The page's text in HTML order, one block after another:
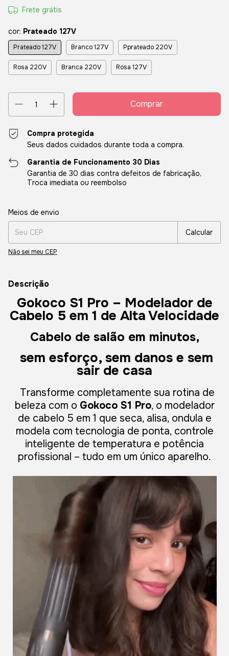
Frete grátis
cor: Prateado 127V
Prateado 127V Branco 127V Pprateado 220V
Rosa 220V Branca 220V Rosa 127V
Compra protegida
Seus dados cuidados durante toda a compra.
Garantia de Funcionamento 30 Dias
Garantia de 30 dias contra defeitos de fabricação,
Troca imediata ou reembolso
Entregas para o CEP:
Meios de envio
Calcular
Não sei meu CEP
Descrição
Gokoco S1 Pro – Modelador de
Cabelo 5 em 1 de Alta Velocidade
Cabelo de salão em minutos,
sem esforço, sem danos e sem
sair de casa
Transforme completamente sua rotina de
beleza com o Gokoco S1 Pro, o modelador
de cabelo 5 em 1 que seca, alisa, ondula e
modela com tecnologia de ponta, controle
inteligente de temperatura e potência
profissional – tudo em um único aparelho.